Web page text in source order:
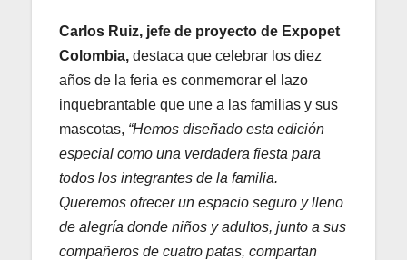
Carlos Ruiz, jefe de proyecto de Expopet
Colombia, destaca que celebrar los diez
años de la feria es conmemorar el lazo
inquebrantable que une a las familias y sus
mascotas, “Hemos diseñado esta edición
especial como una verdadera fiesta para
todos los integrantes de la familia.
Queremos ofrecer un espacio seguro y lleno
de alegría donde niños y adultos, junto a sus
compañeros de cuatro patas, compartan